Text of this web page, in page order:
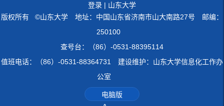
登录 | 山东大学
版权所有 ©山东大学 地址：中国山东省济南市山大南路27号 邮编：
250100
查号台：（86）-0531-88395114
值班电话：（86）-0531-88364731 建设维护：山东大学信息化工作办
公室
电脑版